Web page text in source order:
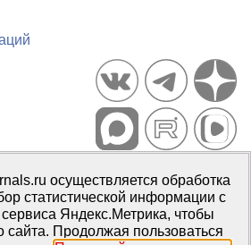
изданий PsyJournals.ru, 2007–2026
СМИЭл № ФС77-66447 от 14 июля
осуществляется обработка
статистической информации с
Яндекс.Метрика, чтобы
сайта. Продолжая пользоваться